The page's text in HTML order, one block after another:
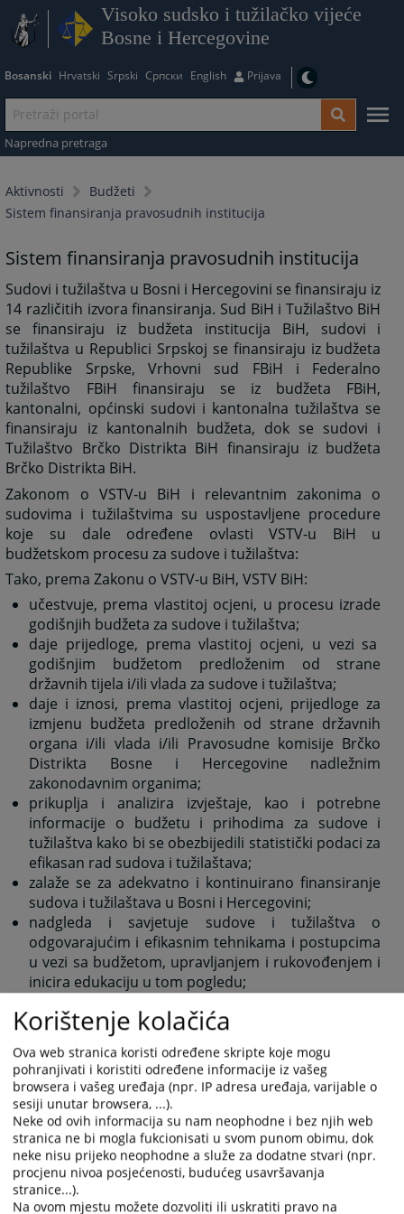
Visoko sudsko i tužilačko vijeće
Bosne i Hercegovine
Bosanski Hrvatski Srpski Српски English Prijava
Napredna pretraga
Aktivnosti
Budžeti
Sistem finansiranja pravosudnih institucija
Sistem finansiranja pravosudnih institucija
Sudovi i tužilaštva u Bosni i Hercegovini se finansiraju iz
14 različitih izvora finansiranja. Sud BiH i Tužilaštvo BiH
se finansiraju iz budžeta institucija BiH, sudovi i
tužilaštva u Republici Srpskoj se finansiraju iz budžeta
Republike Srpske, Vrhovni sud FBiH i Federalno
tužilaštvo FBiH finansiraju se iz budžeta FBiH,
kantonalni, općinski sudovi i kantonalna tužilaštva se
finansiraju iz kantonalnih budžeta, dok se sudovi i
Tužilaštvo Brčko Distrikta BiH finansiraju iz budžeta
Brčko Distrikta BiH.
Zakonom o VSTV-u BiH i relevantnim zakonima o
sudovima i tužilaštvima su uspostavljene procedure
koje su dale određene ovlasti VSTV-u BiH u
budžetskom procesu za sudove i tužilaštva:
Tako, prema Zakonu o VSTV-u BiH, VSTV BiH:
učestvuje, prema vlastitoj ocjeni, u procesu izrade
godišnjih budžeta za sudove i tužilaštva;
daje prijedloge, prema vlastitoj ocjeni, u vezi sa
godišnjim budžetom predloženim od strane
državnih tijela i/ili vlada za sudove i tužilaštva;
daje i iznosi, prema vlastitoj ocjeni, prijedloge za
izmjenu budžeta predloženih od strane državnih
organa i/ili vlada i/ili Pravosudne komisije Brčko
Distrikta Bosne i Hercegovine nadležnim
zakonodavnim organima;
prikuplja i analizira izvještaje, kao i potrebne
informacije o budžetu i prihodima za sudove i
tužilaštva kako bi se obezbijedili statistički podaci za
efikasan rad sudova i tužilaštava;
zalaže se za adekvatno i kontinuirano finansiranje
sudova i tužilaštava u Bosni i Hercegovini;
nadgleda i savjetuje sudove i tužilaštva o
odgovarajućim i efikasnim tehnikama i postupcima
u vezi sa budžetom, upravljanjem i rukovođenjem i
inicira edukaciju u tom pogledu;
Tokom 2011. godine VSTV BiH je usvojio preporuke za
unapređenje sistema finansiranja pravosudnih
institucija u BiH, a koje se odnose na:
Smanjenje fragmentiranosti u finansiranju
pravosudnih institucija. Potrebno je uspostaviti
jedinstveno finansiranje sudova i tužilaštava iz
Federacije BiH iz budžeta Federacije BiH, kao
prelazno rješenje ka uspostavljanju finansiranja
svih sudova i tužilaštava u BiH iz budžeta institucija
BiH.
Korištenje kolačića
Ova web stranica koristi određene skripte koje mogu
pohranjivati i koristiti određene informacije iz vašeg
browsera i vašeg uređaja (npr. IP adresa uređaja, varijable o
sesiji unutar browsera, ...).
Neke od ovih informacija su nam neophodne i bez njih web
stranica ne bi mogla fukcionisati u svom punom obimu, dok
neke nisu prijeko neophodne a služe za dodatne stvari (npr.
procjenu nivoa posjećenosti, budućeg usavršavanja
stranice...).
Na ovom mjestu možete dozvoliti ili uskratiti pravo na